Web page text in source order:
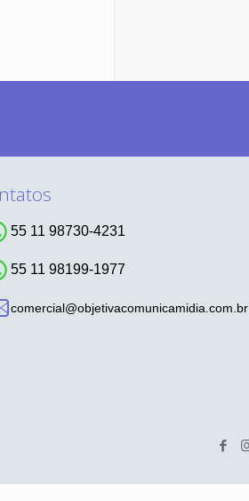
55 11 98730-4231
55 11 98199-1977
comercial@objetivacomunicamidia.com.br